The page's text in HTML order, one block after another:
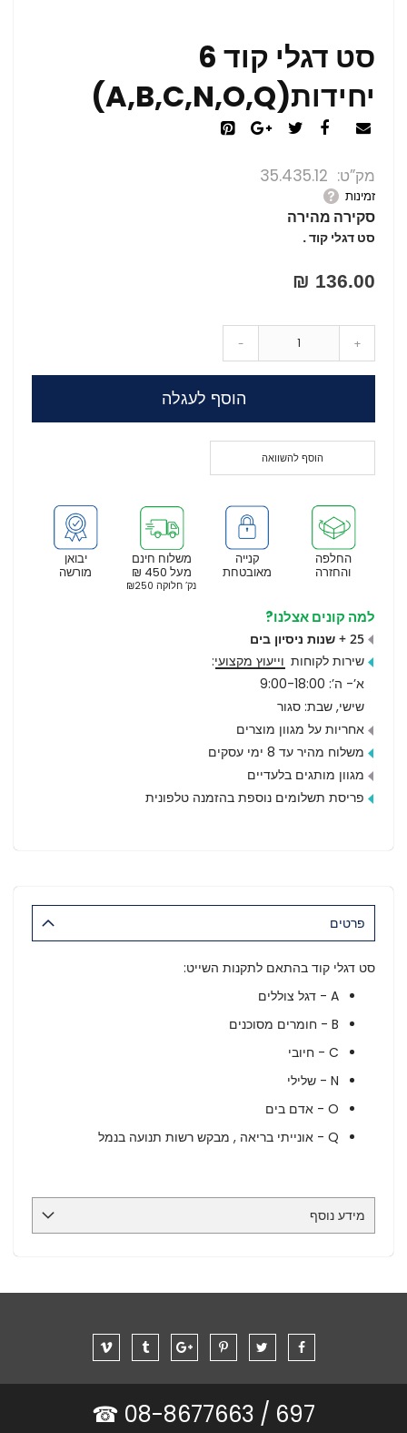
סט דגלי קוד 6
יחידות(A,B,C,N,O,Q)
מק”ט 35.435.12
זמינות
סקירה מהירה
סט דגלי קוד .
136.00 ₪
- +
הוסף לעגלה
הוסף להשוואה
יבואן
מורשה
משלוח חינם
מעל 450 ₪
נק’ חלוקה ₪250
קנייה
מאובטחת
החלפה
והחזרה
למה קונים אצלנו?
25 + שנות ניסיון בים
שירות לקוחות וייעוץ מקצועי:
א’- ה’: 9:00-18:00
שישי, שבת: סגור
אחריות על מגוון מוצרים
משלוח מהיר עד 8 ימי עסקים
מגוון מותגים בלעדיים
פריסת תשלומים נוספת בהזמנה טלפונית
פרטים
סט דגלי קוד בהתאם לתקנות השייט:
A - דגל צוללים
B - חומרים מסוכנים
C - חיובי
N - שלילי
O - אדם בים
Q - אונייתי בריאה , מבקש רשות תנועה בנמל
מידע נוסף
697 /